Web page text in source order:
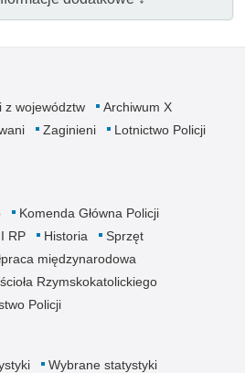
z województw
Archiwum X
Zaginieni
Lotnictwo Policji
Komenda Główna Policji
RP Historia
Sprzęt
międzynarodowa
Rzymskokatolickiego
Policji
Wybrane statystyki